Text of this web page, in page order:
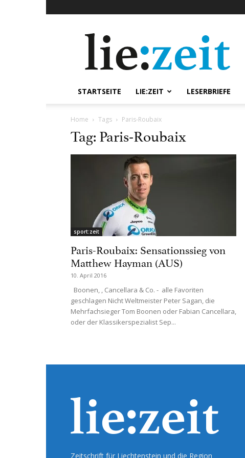
STARTSEITE LIE:ZEIT LESERBRIEFE
Home Tags Paris-Roubaix
Tag: Paris-Roubaix
sport:zeit
Paris-Roubaix: Sensationssieg von
Matthew Hayman (AUS)
10. April 2016
Boonen, , Cancellara & Co. - alle Favoriten
geschlagen Nicht Weltmeister Peter Sagan, die
Mehrfachsieger Tom Boonen oder Fabian Cancellara,
oder der Klassikerspezialist Sep...
Zeitschrift für Liechtenstein und die Region